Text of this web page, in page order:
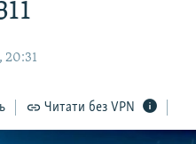
20:31
Читати без VPN